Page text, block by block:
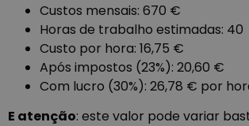
Custos mensais: 670 €
Horas de trabalho estimadas: 40
Custo por hora: 16,75 €
Após impostos (23%): 20,60 €
Com lucro (30%): 26,78 € por
E atenção: este valor pode variar